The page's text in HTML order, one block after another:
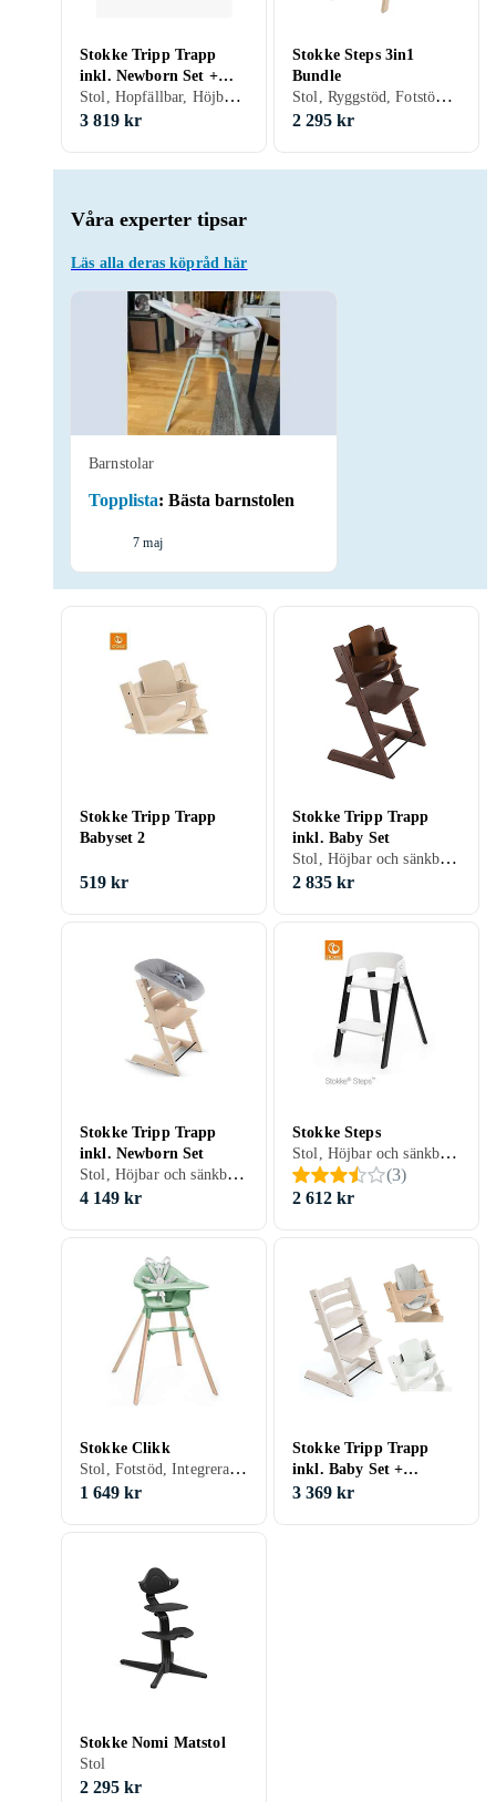
Våra experter tipsar
Läs alla deras köpråd här
Barnstolar
Topplista: Bästa barnstolen
7 maj
Stokke Tripp Trapp
inkl. Newborn Set +
Baby Set
Stol, Hopfällbar, Höjbar och sänkbar, Fotstöd
3 819 kr
Stokke Steps 3in1
Bundle
Stol, Ryggstöd, Fotstöd, Integrerat bälte/spänne
2 295 kr
Stokke Tripp Trapp
Babyset 2
519 kr
Stokke Tripp Trapp
inkl. Baby Set
Stol, Höjbar och sänkbar, Ryggstöd, Fotstöd, Integrerat bälte/spänne
2 835 kr
Stokke Tripp Trapp
inkl. Newborn Set
Stol, Höjbar och sänkbar, Integrerat bälte/spänne
4 149 kr
Stokke Steps
Stol, Höjbar och sänkbar, Ryggstöd, Fotstöd, Integrerat bälte/spänne
(3)
2 612 kr
Stokke Clikk
Stol, Fotstöd, Integrerat bälte/spänne
1 649 kr
Stokke Tripp Trapp
inkl. Baby Set +
Cushion
3 369 kr
Stokke Nomi Matstol
Stol
2 295 kr